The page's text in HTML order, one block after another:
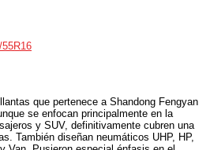
55R16
que pertenece a Shandong Fengyan
se enfocan principalmente en la
y SUV, definitivamente cubren una
También diseñan neumáticos UHP, HP,